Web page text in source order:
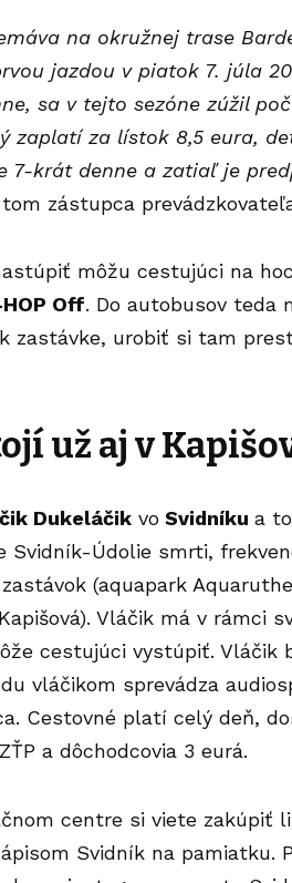
na okružnej trase
jazdou v piatok 7. júla
sa v tejto sezóne zúžil
zaplatí za lístok 8,5 eura,
7-krát denne a zatiaľ je
zástupca
môžu cestujúci na
Off. Do autobusov teda
zastávke, urobiť si tam
už aj v
Dukeláčik vo Svidníku a
Svidník-Údolie smrti,
(aquapark
Vláčik má v rámci
cestujúci vystúpiť. Vláčik
vláčikom sprevádza
Cestovné platí celý deň,
a dôchodcovia 3 eurá.
centre si viete zakúpiť
Svidník na pamiatku.